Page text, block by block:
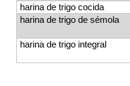
harina de trigo cocida
harina de trigo de sémola
harina de trigo integral